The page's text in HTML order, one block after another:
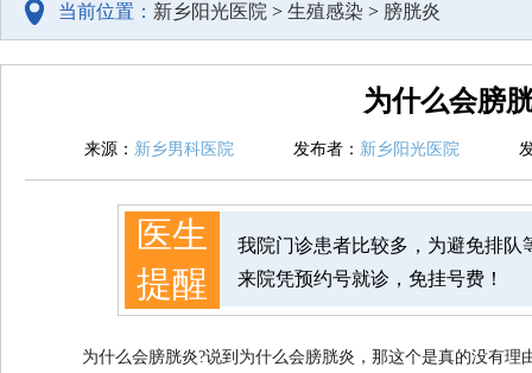
当前位置： 新乡阳光医院 > 生殖感染 > 膀胱炎
为什么会膀
来源： 新乡男科医院 发布者： 新乡阳光医院
医生
提醒
我院门诊患者比较多，为避免排队
来院凭预约号就诊，免挂号费！
为什么会膀胱炎?说到为什么会膀胱炎，那这个是真的没有理